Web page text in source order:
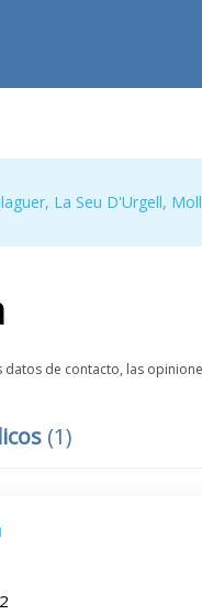
, La Seu D'Urgell,
datos de contacto, las
(1)